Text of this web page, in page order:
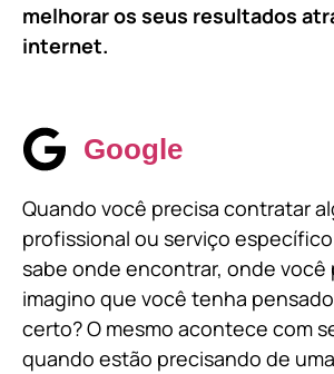
melhorar os seus resultados
internet.
Google
Quando você precisa contratar
profissional ou serviço
sabe onde encontrar, onde você
imagino que você tenha
certo? O mesmo acontece com
quando estão precisando de